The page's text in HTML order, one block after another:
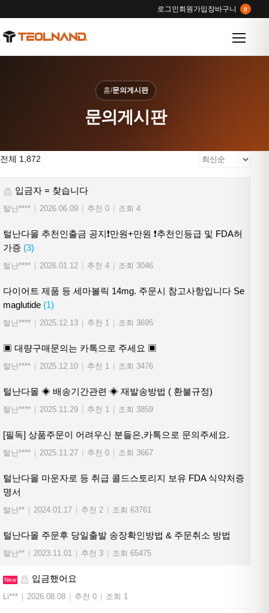
로그인회원가입장바구니 0
홈/문의게시판
문의게시판
전체 1,872
입금자 = 찾습니다
털난**** 2026.06.09 추천 0 조회 4
털난다몰 추천인출금 공지❗만원+만원 ❗추천인등급 및 FDA허
가증 (3)
털난**** 2026.01.12 추천 4 조회 3046
다이어트 제품 등 세마볼릭 14mg. 주문시 참고사항입니다 Se
maglutide (1)
털난**** 2025.12.13 추천 1 조회 3695
▣ 대량구매문의는 카톡으로 주세요 ▣
털난**** 2025.12.10 추천 1 조회 3476
털난다몰 ◈ 배송기간관련 ◈ 재발송방법 ( 환불규정)
털난**** 2025.11.29 추천 1 조회 3859
[필독] 상품주문이 어려우신 분들은,카톡으로 문의주세요.
털난**** 2025.11.27 추천 0 조회 3667
털난다몰 마운자로 등 취급 콜드스토리지 보유 FDA 식약처증
명서
털난** 2024.01.17 추천 2 조회 63761
털난다몰 주문후 당일출발 송장확인방법 & 주문취소 방법
털난** 2023.11.01 추천 3 조회 65475
New 입금했어요
Li*** 2026.08.08 추천 0 조회 1